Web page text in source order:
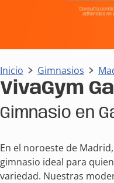
Inicio Gimnasios
VivaGym
Gimnasio en
En el noroeste de
gimnasio ideal para
variedad. Nuestras